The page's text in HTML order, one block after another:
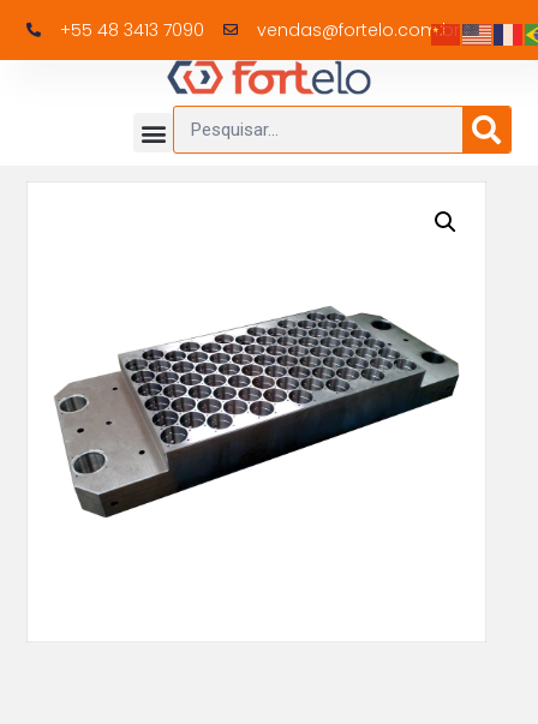
+55 48 3413 7090 vendas@fortelo.com.br